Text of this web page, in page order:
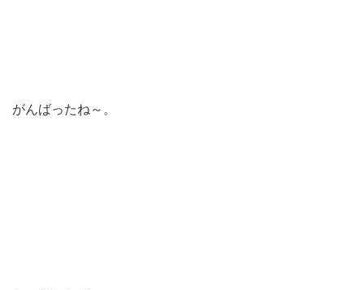
がんばったね～。